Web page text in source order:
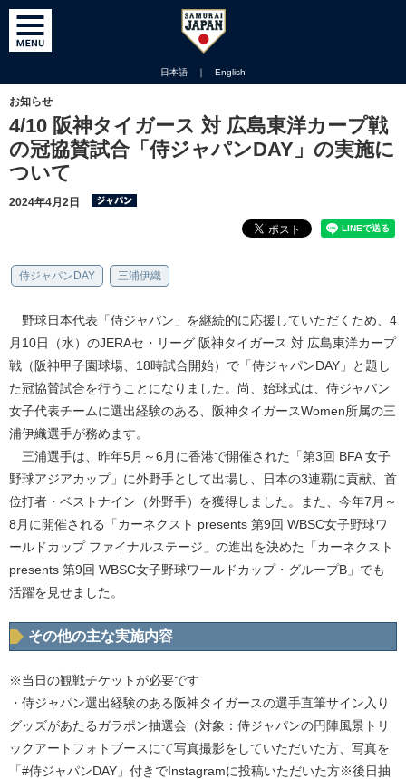
日本語 ｜ English
お知らせ
4/10 阪神タイガース 対 広島東洋カープ戦
の冠協賛試合「侍ジャパンDAY」の実施に
ついて
2024年4月2日
侍ジャパンDAY 三浦伊織
野球日本代表「侍ジャパン」を継続的に応援していただくため、4
月10日（水）のJERAセ・リーグ 阪神タイガース 対 広島東洋カープ
戦（阪神甲子園球場、18時試合開始）で「侍ジャパンDAY」と題し
た冠協賛試合を行うことになりました。尚、始球式は、侍ジャパン
女子代表チームに選出経験のある、阪神タイガースWomen所属の三
浦伊織選手が務めます。
三浦選手は、昨年5月～6月に香港で開催された「第3回 BFA 女子
野球アジアカップ」に外野手として出場し、日本の3連覇に貢献、首
位打者・ベストナイン（外野手）を獲得しました。また、今年7月～
8月に開催される「カーネクスト presents 第9回 WBSC女子野球ワ
ールドカップ ファイナルステージ」の進出を決めた「カーネクスト
presents 第9回 WBSC女子野球ワールドカップ・グループB」でも
活躍を見せました。
その他の主な実施内容
※当日の観戦チケットが必要です
・侍ジャパン選出経験のある阪神タイガースの選手直筆サイン入り
グッズがあたるガラポン抽選会（対象：侍ジャパンの円陣風景トリ
ックアートフォトブースにて写真撮影をしていただいた方、写真を
「#侍ジャパンDAY」付きでInstagramに投稿いただいた方※後日抽